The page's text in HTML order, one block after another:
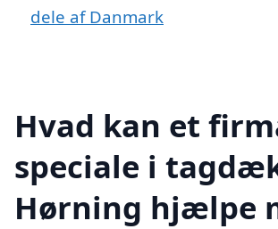
dele af Danmark
Hvad kan et
speciale i
Hørning hjælpe